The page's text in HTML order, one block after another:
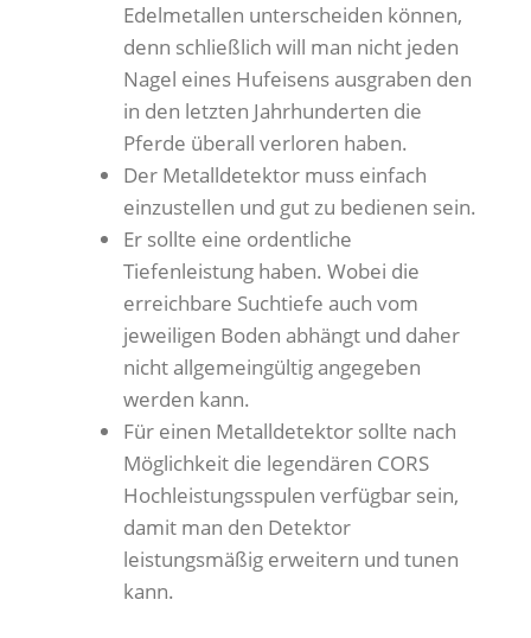
Edelmetallen unterscheiden können,
denn schließlich will man nicht jeden
Nagel eines Hufeisens ausgraben den
in den letzten Jahrhunderten die
Pferde überall verloren haben.
Der Metalldetektor muss einfach
einzustellen und gut zu bedienen sein.
Er sollte eine ordentliche
Tiefenleistung haben. Wobei die
erreichbare Suchtiefe auch vom
jeweiligen Boden abhängt und daher
nicht allgemeingültig angegeben
werden kann.
Für einen Metalldetektor sollte nach
Möglichkeit die legendären CORS
Hochleistungsspulen verfügbar sein,
damit man den Detektor
leistungsmäßig erweitern und tunen
kann.